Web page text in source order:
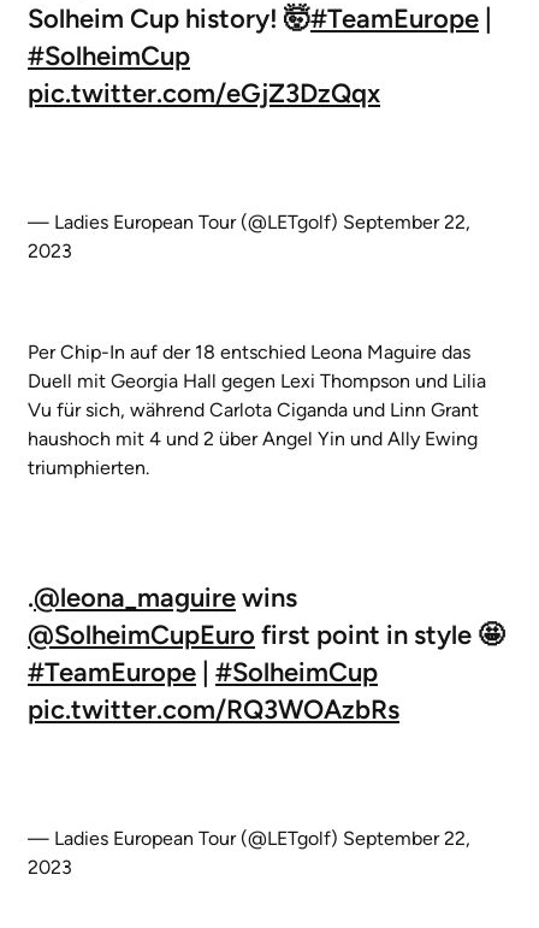
Solheim Cup history! 🤯#TeamEurope
#SolheimCup
pic.twitter.com/eGjZ3DzQqx
— Ladies European Tour (@LETgolf) September 22,
2023
Per Chip-In auf der 18 entschied Leona Maguire das
Duell mit Georgia Hall gegen Lexi Thompson und Lilia
Vu für sich, während Carlota Ciganda und Linn Grant
haushoch mit 4 und 2 über Angel Yin und Ally Ewing
triumphierten.
.@leona_maguirewins
@SolheimCupEuro first point in style 🤩
#TeamEurope #SolheimCup
pic.twitter.com/RQ3WOAzbRs
— Ladies European Tour (@LETgolf) September 22,
2023